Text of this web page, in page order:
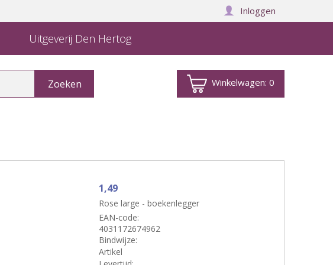
Inloggen
Uitgeverij Den Hertog
Winkelwagen:0
1,49
Rose large - boekenlegger
EAN-code:
4031172674962
Bindwijze:
Artikel